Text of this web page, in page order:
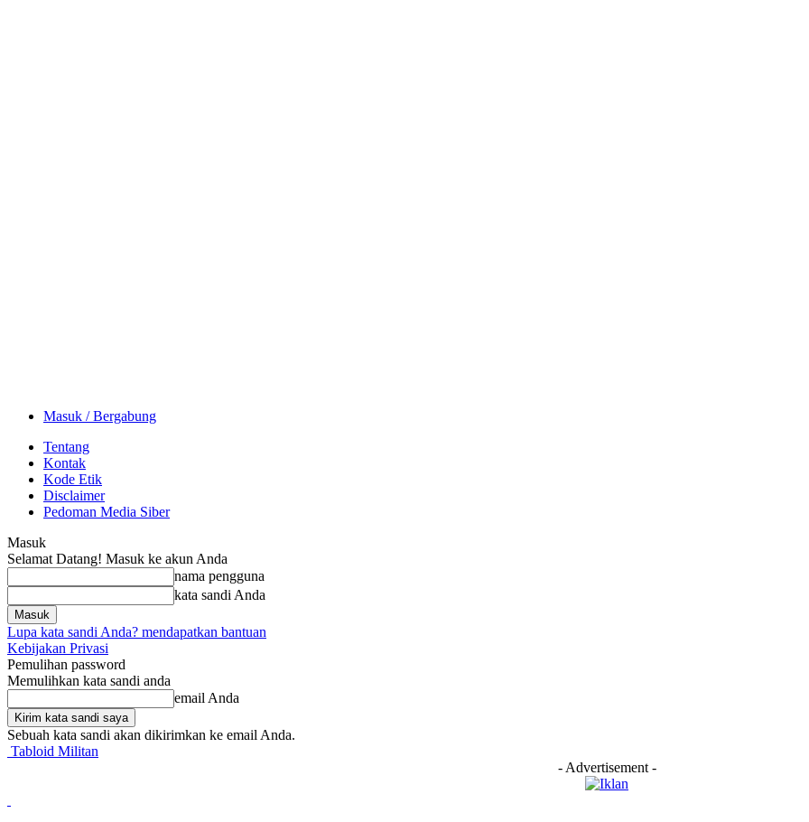
Masuk / Bergabung
Tentang
Kontak
Kode Etik
Disclaimer
Pedoman Media Siber
Masuk
Selamat Datang! Masuk ke akun Anda
nama pengguna
kata sandi Anda
Lupa kata sandi Anda? mendapatkan bantuan
Kebijakan Privasi
Pemulihan password
Memulihkan kata sandi anda
email Anda
Sebuah kata sandi akan dikirimkan ke email Anda.
Tabloid Militan
- Advertisement -